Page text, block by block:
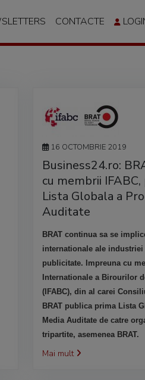
CONTACTE
16 OCTOMBRIE 2019
Business24.ro:
cu membrii
Lista Globala a
Auditate
BRAT continua sa se
internationale ale industriei
publicitate. Impreuna cu
Internationale a Birourilor
(IFABC), din al carei
BRAT publica prima Lista
Media Auditate de catre
tripartite, asemenea BRAT.
Mai mult